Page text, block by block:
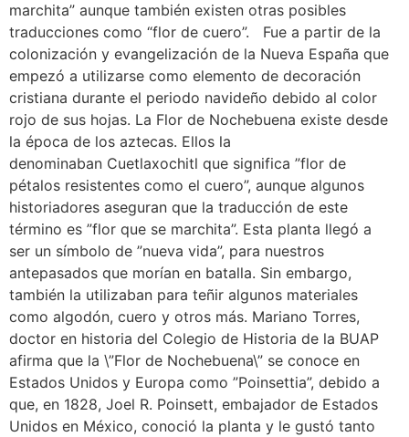
marchita” aunque también existen otras posibles
traducciones como “flor de cuero”. Fue a partir de la
colonización y evangelización de la Nueva España que
empezó a utilizarse como elemento de decoración
cristiana durante el periodo navideño debido al color
rojo de sus hojas. La Flor de Nochebuena existe desde
la época de los aztecas. Ellos la
denominaban Cuetlaxochitl que significa ”flor de
pétalos resistentes como el cuero”, aunque algunos
historiadores aseguran que la traducción de este
término es ”flor que se marchita”. Esta planta llegó a
ser un símbolo de ”nueva vida”, para nuestros
antepasados que morían en batalla. Sin embargo,
también la utilizaban para teñir algunos materiales
como algodón, cuero y otros más. Mariano Torres,
doctor en historia del Colegio de Historia de la BUAP
afirma que la \”Flor de Nochebuena\” se conoce en
Estados Unidos y Europa como ”Poinsettia”, debido a
que, en 1828, Joel R. Poinsett, embajador de Estados
Unidos en México, conoció la planta y le gustó tanto